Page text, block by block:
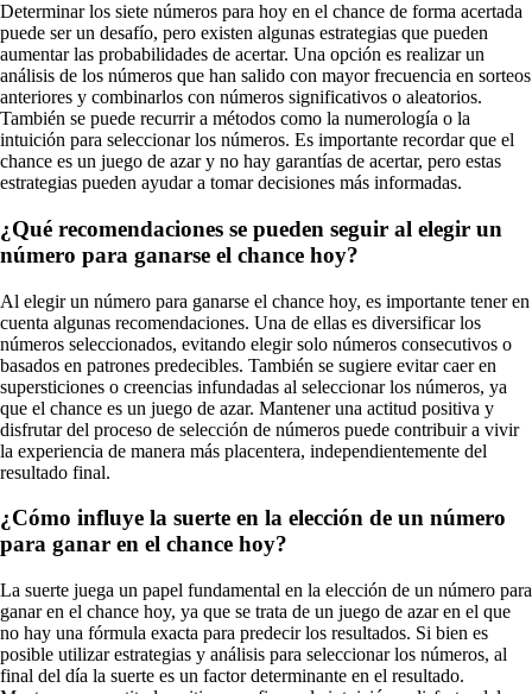
Determinar los siete números para hoy en el chance de forma acertada
puede ser un desafío, pero existen algunas estrategias que pueden
aumentar las probabilidades de acertar. Una opción es realizar un
análisis de los números que han salido con mayor frecuencia en sorteos
anteriores y combinarlos con números significativos o aleatorios.
También se puede recurrir a métodos como la numerología o la
intuición para seleccionar los números. Es importante recordar que el
chance es un juego de azar y no hay garantías de acertar, pero estas
estrategias pueden ayudar a tomar decisiones más informadas.
¿Qué recomendaciones se pueden seguir al elegir un
número para ganarse el chance hoy?
Al elegir un número para ganarse el chance hoy, es importante tener en
cuenta algunas recomendaciones. Una de ellas es diversificar los
números seleccionados, evitando elegir solo números consecutivos o
basados en patrones predecibles. También se sugiere evitar caer en
supersticiones o creencias infundadas al seleccionar los números, ya
que el chance es un juego de azar. Mantener una actitud positiva y
disfrutar del proceso de selección de números puede contribuir a vivir
la experiencia de manera más placentera, independientemente del
resultado final.
¿Cómo influye la suerte en la elección de un número
para ganar en el chance hoy?
La suerte juega un papel fundamental en la elección de un número para
ganar en el chance hoy, ya que se trata de un juego de azar en el que
no hay una fórmula exacta para predecir los resultados. Si bien es
posible utilizar estrategias y análisis para seleccionar los números, al
final del día la suerte es un factor determinante en el resultado.